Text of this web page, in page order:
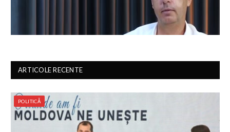
ARTICOLE RECENTE
POLITICĂ